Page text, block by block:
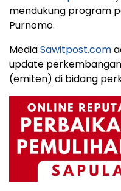
mendukung program
Purnomo.
MediaSawitpost.com
update
(emiten) di bidang